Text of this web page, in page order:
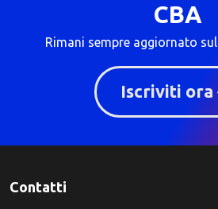
CBA
Rimani sempre aggiornato
Iscriviti ora
Contatti